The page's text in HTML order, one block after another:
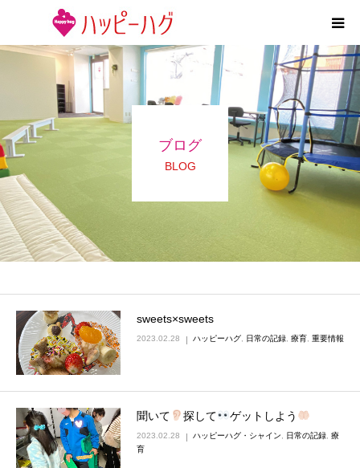
ブログ
BLOG
sweets×sweets
2023.02.28 ハッピーハグ 日常の記録 療育 重要情報
聞いて 探して ゲットしよう
2023.02.28 ハッピーハグ・シャイン 日常の記録 療
育
2つの特徴
5領域支援とお約束
施設紹介
求人情報
運営会社